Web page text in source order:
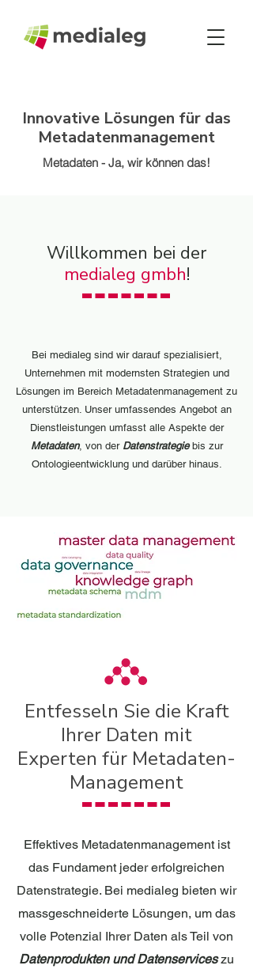
Innovative Lösungen für das
Metadatenmanagement
Metadaten - Ja, wir können das!
Willkommen bei der
medialeg gmbh!
Bei medialeg sind wir darauf spezialisiert,
Unternehmen mit modernsten Strategien und
Lösungen im Bereich Metadatenmanagement zu
unterstützen. Unser umfassendes Angebot an
Dienstleistungen umfasst alle Aspekte der
Metadaten, von der Datenstrategiebis zur
Ontologieentwicklung und darüber hinaus.
Entfesseln Sie die Kraft
Ihrer Daten mit
Experten für Metadaten-
Management
Effektives Metadatenmanagement ist
das Fundament jeder erfolgreichen
Datenstrategie. Bei medialeg bieten wir
massgeschneiderte Lösungen, um das
volle Potenzial Ihrer Daten als Teil von
Datenprodukten und Datenserviceszu